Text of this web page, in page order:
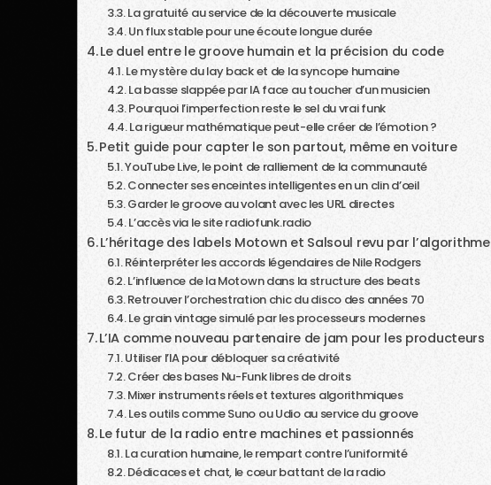
La gratuité au service de la découverte musicale
Un flux stable pour une écoute longue durée
Le duel entre le groove humain et la précision du code
Le mystère du lay back et de la syncope humaine
La basse slappée par IA face au toucher d’un musicien
Pourquoi l’imperfection reste le sel du vrai funk
La rigueur mathématique peut-elle créer de l’émotion ?
Petit guide pour capter le son partout, même en voiture
YouTube Live, le point de ralliement de la communauté
Connecter ses enceintes intelligentes en un clin d’œil
Garder le groove au volant avec les URL directes
L’accès via le site radiofunk.radio
L’héritage des labels Motown et Salsoul revu par l’algorithme
Réinterpréter les accords légendaires de Nile Rodgers
L’influence de la Motown dans la structure des beats
Retrouver l’orchestration chic du disco des années 70
Le grain vintage simulé par les processeurs modernes
L’IA comme nouveau partenaire de jam pour les producteurs
Utiliser l’IA pour débloquer sa créativité
Créer des bases Nu-Funk libres de droits
Mixer instruments réels et textures algorithmiques
Les outils comme Suno ou Udio au service du groove
Le futur de la radio entre machines et passionnés
La curation humaine, le rempart contre l’uniformité
Dédicaces et chat, le cœur battant de la radio